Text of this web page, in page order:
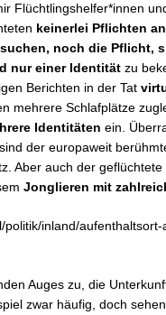
Flüchtlingshelfer*innen
keinerlei Pflichten
noch die Pflicht,
nur einer Identität zu
Berichten in der Tat
mehrere Schlafplätze
Identitäten ein.
der europaweit
Aber auch der geflüchtete
Jonglieren mit
politik/inland/
Auges zu, die
zwar häufig, doch